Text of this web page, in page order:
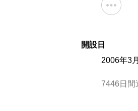
開設日
2006年3
7446日間